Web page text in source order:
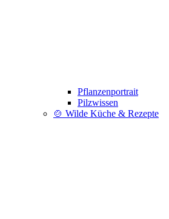
Pflanzenportrait
Pilzwissen
🍲 Wilde Küche & Rezepte